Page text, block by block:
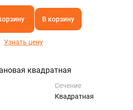
В корзину
Узнать цену
квадратная
Сечение
Квадратная